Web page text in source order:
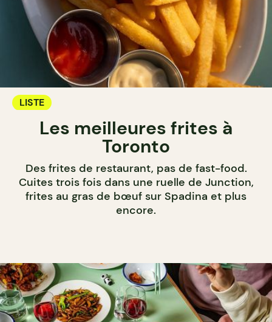
LISTE
Les meilleures frites à
Toronto
Des frites de restaurant, pas de fast-food.
Cuites trois fois dans une ruelle de Junction,
frites au gras de bœuf sur Spadina et plus
encore.